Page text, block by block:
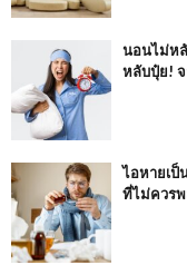
นอนไม่หลั
หลับปุ๋ย!
ไอหายเป็
ที่ไม่ควร